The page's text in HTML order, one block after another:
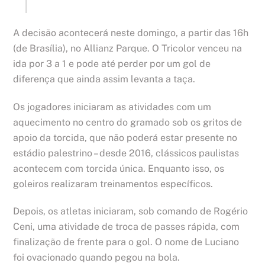
A decisão acontecerá neste domingo, a partir das 16h
(de Brasília), no Allianz Parque. O Tricolor venceu na
ida por 3 a 1 e pode até perder por um gol de
diferença que ainda assim levanta a taça.
Os jogadores iniciaram as atividades com um
aquecimento no centro do gramado sob os gritos de
apoio da torcida, que não poderá estar presente no
estádio palestrino – desde 2016, clássicos paulistas
acontecem com torcida única. Enquanto isso, os
goleiros realizaram treinamentos específicos.
Depois, os atletas iniciaram, sob comando de Rogério
Ceni, uma atividade de troca de passes rápida, com
finalização de frente para o gol. O nome de Luciano
foi ovacionado quando pegou na bola.